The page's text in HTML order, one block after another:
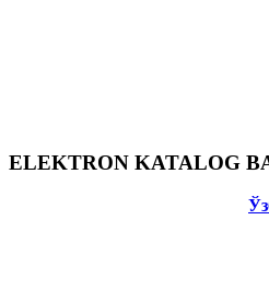
ELEKTRON KATALOG